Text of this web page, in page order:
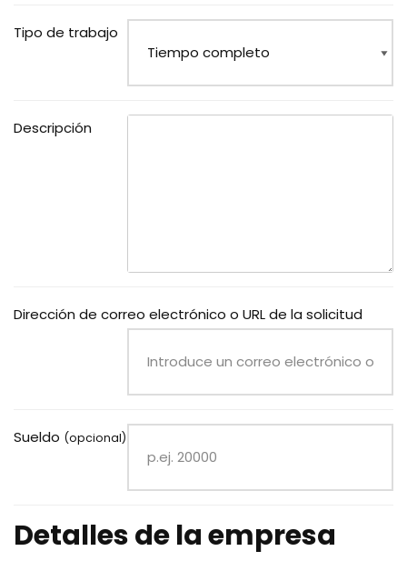
Tipo de trabajo
Descripción
Dirección de correo electrónico o URL de la solicitud
Sueldo (opcional)
Detalles de la empresa